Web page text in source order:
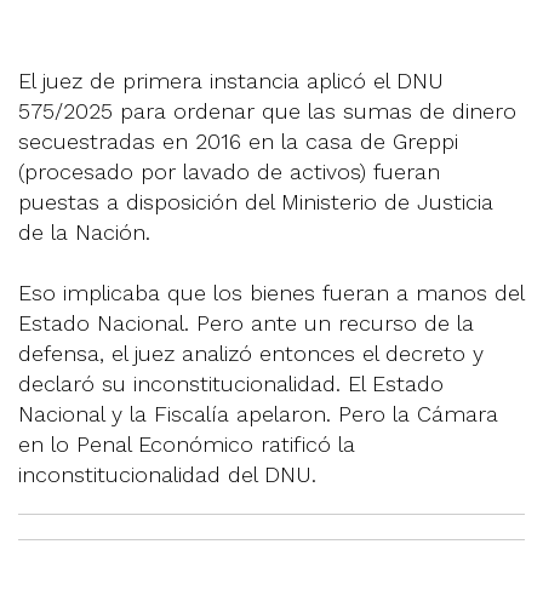
El juez de primera instancia aplicó el DNU
575/2025 para ordenar que las sumas de dinero
secuestradas en 2016 en la casa de Greppi
(procesado por lavado de activos) fueran
puestas a disposición del Ministerio de Justicia
de la Nación.
Eso implicaba que los bienes fueran a manos del
Estado Nacional. Pero ante un recurso de la
defensa, el juez analizó entonces el decreto y
declaró su inconstitucionalidad. El Estado
Nacional y la Fiscalía apelaron. Pero la Cámara
en lo Penal Económico ratificó la
inconstitucionalidad del DNU.